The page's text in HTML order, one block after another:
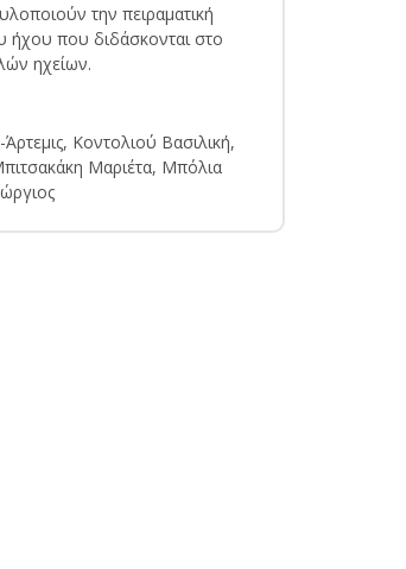
την πειραματική
ήχου που διδάσκονται στο
ηχείων.
Κοντολιού Βασιλική,
Μαριέτα, Μπόλια